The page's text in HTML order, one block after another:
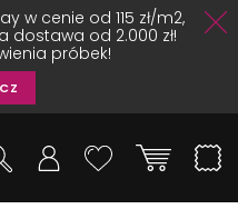
w cenie od 115 zł/m2,
dostawa od 2.000 zł!
próbek!